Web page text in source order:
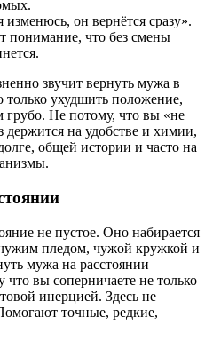
он вернётся сразу».
понимание, что без смены
звучит вернуть мужа в
ухудшить положение,
грубо. Не потому, что вы «не
на удобстве и химии,
общей истории и часто на
не пустое. Оно набирается
пледом, чужой кружкой и
мужа на расстоянии
вы соперничаете не только
инерцией. Здесь не
точные, редкие,